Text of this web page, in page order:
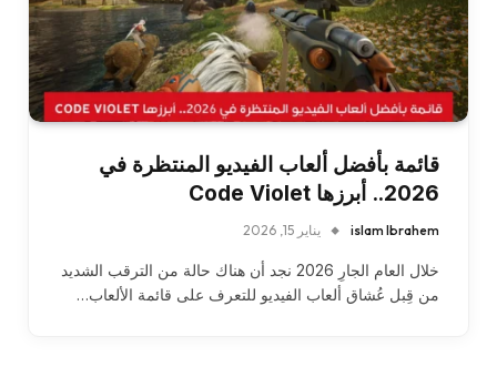
قائمة بأفضل ألعاب الفيديو المنتظرة في
2026.. أبرزها Code Violet
islam Ibrahem يناير 15, 2026
خلال العام الجارِ 2026 نجد أن هناك حالة من الترقب الشديد
من قِبل عُشاق ألعاب الفيديو للتعرف على قائمة الألعاب…